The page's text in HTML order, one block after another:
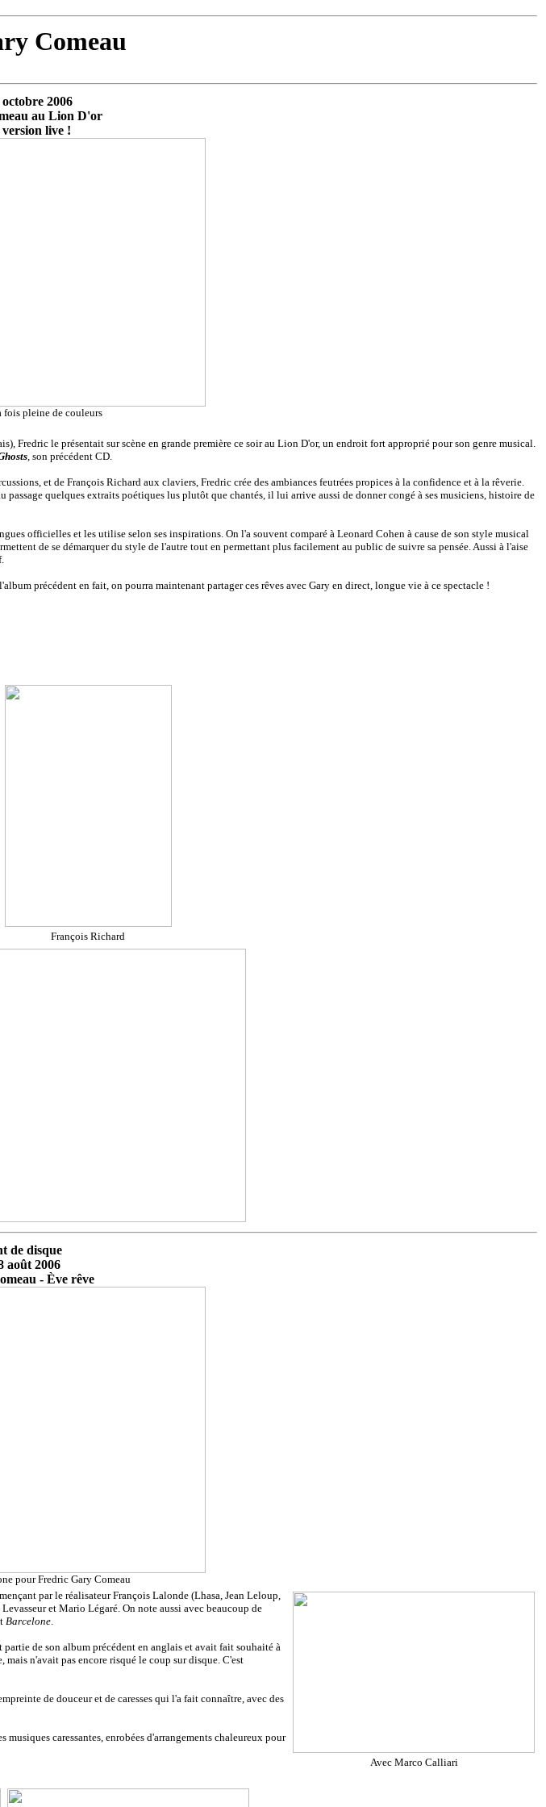
Comeau
2006
au Lion D'or
live !
fois pleine de couleurs
Fredric le présentait sur scène en grande première ce soir au Lion D'or, un endroit fort approprié pour son genre musical.
, son précédent CD.
et de François Richard aux claviers, Fredric crée des ambiances feutrées propices à la confidence et à la rêverie.
quelques extraits poétiques lus plutôt que chantés, il lui arrive aussi de donner congé à ses musiciens, histoire de
officielles et les utilise selon ses inspirations. On l'a souvent comparé à Leonard Cohen à cause de son style musical
de se démarquer du style de l'autre tout en permettant plus facilement au public de suivre sa pensée. Aussi à l'aise
précédent en fait, on pourra maintenant partager ces rêves avec Gary en direct, longue vie à ce spectacle !
François Richard
de disque
août 2006
- Ève rêve
pour Fredric Gary Comeau
Avec Marco Calliari
par le réalisateur François Lalonde (Lhasa, Jean Leloup,
et Mario Légaré. On note aussi avec beaucoup de
Barcelone.
partie de son album précédent en anglais et avait fait souhaité à
n'avait pas encore risqué le coup sur disque. C'est
de douceur et de caresses qui l'a fait connaître, avec des
caressantes, enrobées d'arrangements chaleureux pour